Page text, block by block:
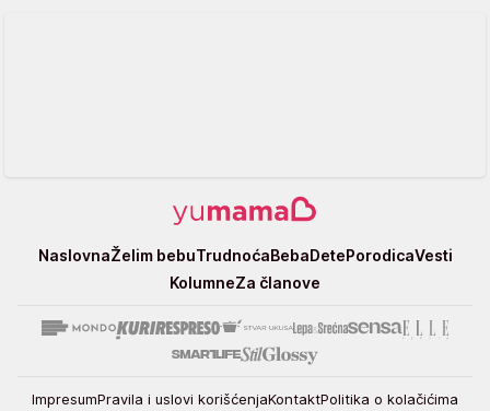
Yumama
NaslovnaŽelim bebuTrudnoćaBebaDetePorodicaVesti
KolumneZa članove
ImpresumPravila i uslovi korišćenjaKontaktPolitika o kolačićima